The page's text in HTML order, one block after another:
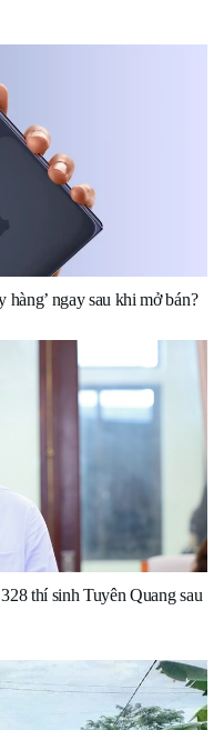
hàng’ ngay sau khi mở bán?
thí sinh Tuyên Quang sau